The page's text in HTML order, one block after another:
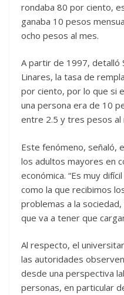
rondaba 80 por ciento,
ganaba 10 pesos
ocho pesos al mes.
A partir de 1997, detalló
Linares, la tasa de
por ciento, por lo que si
una persona era de 10
entre 2.5 y tres pesos al
Este fenómeno, señaló,
los adultos mayores en
económica. “Es muy
como la que recibimos
problemas a la
que va a tener que
Al respecto, el
las autoridades
desde una perspectiva
personas, en particular